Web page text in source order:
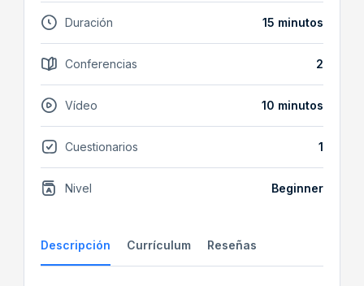
Descripción Currículum Reseñas
Duración 15 minutos
Conferencias 2
Vídeo 10 minutos
Cuestionarios 1
Nivel Beginner